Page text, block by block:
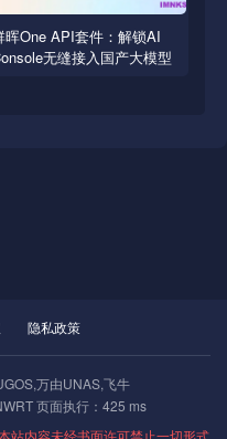
晖One API套件：解锁AI
无缝接入国产大模型
隐私政策
万由UNAS,飞牛
页面执行：425 ms